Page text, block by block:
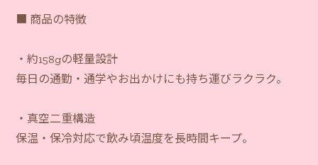
■ 商品の特徴
・約158gの軽量設計
毎日の通勤・通学やお出かけにも持ち運びラクラク。
・真空二重構造
保温・保冷対応で飲み頃温度を長時間キープ。